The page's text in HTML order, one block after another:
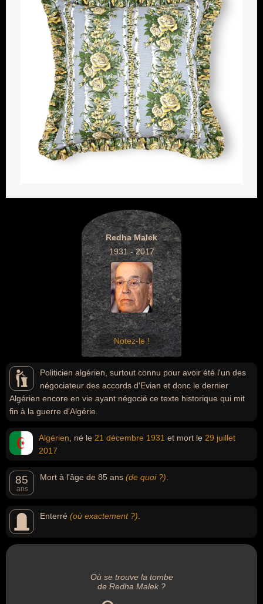
Redha Malek
1931 - 2017
Notez-le !
Politicien algérien, surtout connu pour avoir été l'un des
négociateur des accords d'Evian et donc le dernier
Algérien encore en vie ayant négocié ce texte historique qui mit
fin à la guerre d'Algérie.
Algérien , né le 21 décembre 1931 et mort le 29 juillet
2017
85
ans
Mort à l'âge de 85 ans (de quoi ?)
Enterré (où exactement ?)
Où se trouve la tombe
de Redha Malek ?